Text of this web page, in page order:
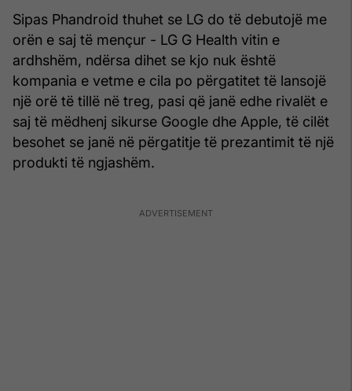
Sipas Phandroid thuhet se LG do të debutojë me
orën e saj të mençur - LG G Health vitin e
ardhshëm, ndërsa dihet se kjo nuk është
kompania e vetme e cila po përgatitet të lansojë
një orë të tillë në treg, pasi që janë edhe rivalët e
saj të mëdhenj sikurse Google dhe Apple, të cilët
besohet se janë në përgatitje të prezantimit të një
produkti të ngjashëm.